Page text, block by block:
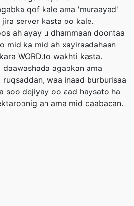
qof kale ama 'muraayad'
server kasta oo kale.
ah ayay u dhammaan doontaa
mid ka mid ah xayiraadahaan
WORD.to wakhti kasta.
agabkan ama
waa inaad burburisaa
soo dejiyay oo aad haysato ha
ah ama mid daabacan.